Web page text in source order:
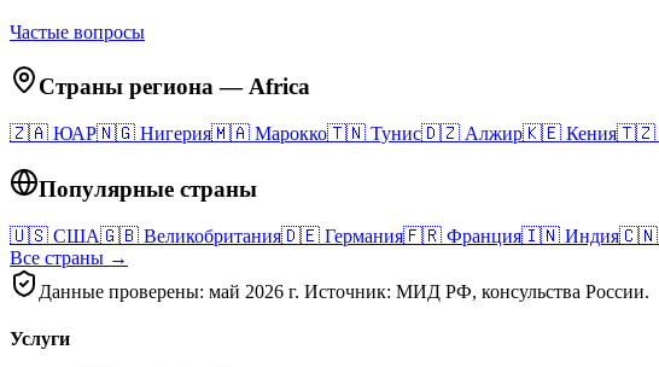
Частые вопросы
Страны региона—Africa
🇿🇦 ЮАР🇳🇬 Нигерия🇲🇦 Марокко🇹🇳 Тунис🇩🇿 Алжир🇰🇪 Кения🇹🇿
Популярные страны
🇺🇸 США🇬🇧 Великобритания🇩🇪 Германия🇫🇷 Франция🇮🇳 Индия🇨🇳
Все страны →
Данные проверены: май 2026 г. Источник: МИД РФ, консульства России.
Услуги